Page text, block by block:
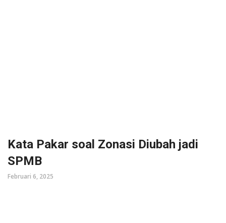
Kata Pakar soal Zonasi Diubah jadi
SPMB
Februari 6, 2025